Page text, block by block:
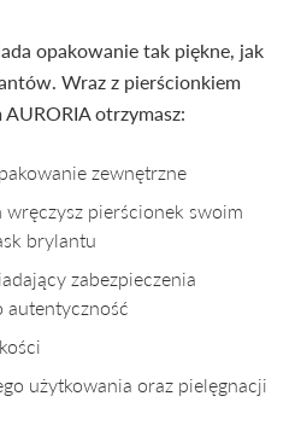
opakowanie tak piękne, jak
Wraz z pierścionkiem
otrzymasz:
zewnętrzne
wręczysz pierścionek swoim
brylantu
zabezpieczenia
autentyczność
użytkowania oraz pielęgnacji